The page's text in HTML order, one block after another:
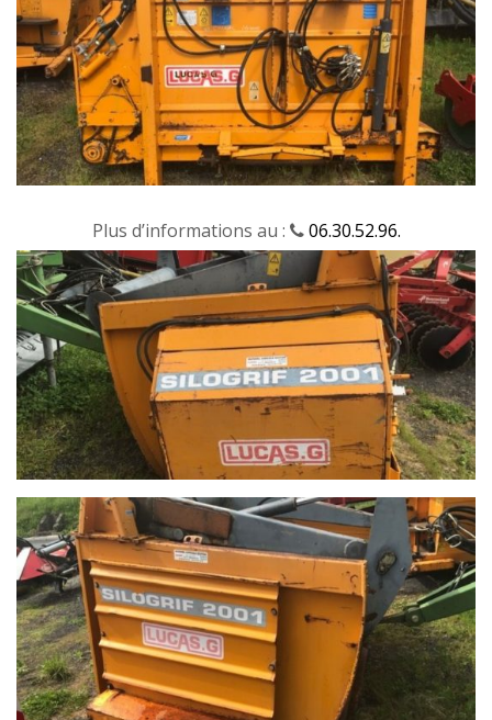
Plus d’informations au : 06.30.52.96.